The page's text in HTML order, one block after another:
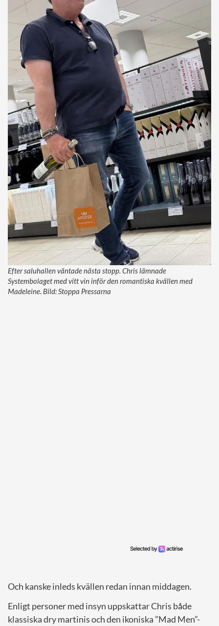
Efter saluhallen väntade nästa stopp. Chris lämnade
Systembolaget med vitt vin inför den romantiska kvällen med
Madeleine. Bild: Stoppa Pressarna
Och kanske inleds kvällen redan innan middagen.
Enligt personer med insyn uppskattar Chris både
klassiska dry martinis och den ikoniska ”Mad Men”-